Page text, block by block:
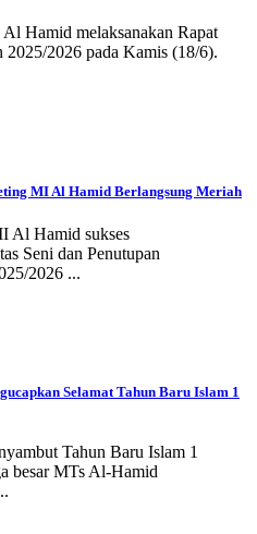
Hamid melaksanakan Rapat
2025/2026 pada Kamis (18/6).
MI Al Hamid Berlangsung Meriah
Al Hamid sukses
Seni dan Penutupan
2026 ...
Selamat Tahun Baru Islam 1
Tahun Baru Islam 1
besar MTs Al-Hamid